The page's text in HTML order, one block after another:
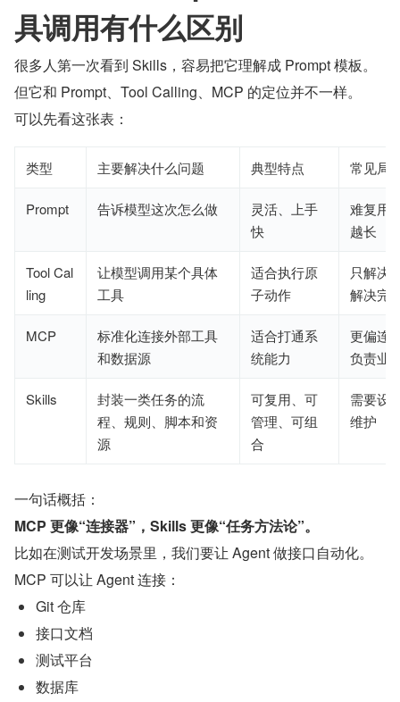
具调用有什么区别
很多人第一次看到 Skills，容易把它理解成 Prompt 模板。
但它和 Prompt、Tool Calling、MCP 的定位并不一样。
可以先看这张表：
类型 主要解决什么问题 典型特点 常见局
Prompt 告诉模型这次怎么做
灵活、上手
快
难复用
越长
Tool Cal
ling
让模型调用某个具体
工具
适合执行原
子动作
只解决
解决完
MCP
标准化连接外部工具
和数据源
适合打通系
统能力
更偏连
负责业
Skills
封装一类任务的流
程、规则、脚本和资
源
可复用、可
管理、可组
合
需要设
维护
一句话概括：
MCP 更像“连接器”，Skills 更像“任务方法论”。
比如在测试开发场景里，我们要让 Agent 做接口自动化。
MCP 可以让 Agent 连接：
Git 仓库
接口文档
测试平台
数据库